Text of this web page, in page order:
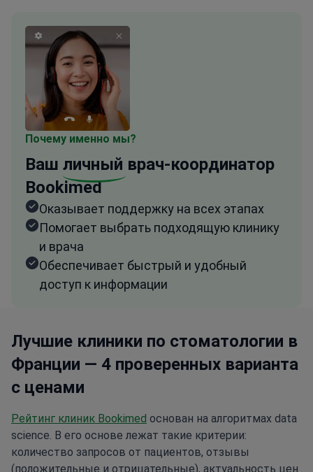
Почему именно мы?
Ваш личный врач-координатор
Bookimed
Оказывает поддержку на всех этапах
Помогает выбрать подходящую клинику
и врача
Обеспечивает быстрый и удобный
доступ к информации
Лучшие клиники по стоматологии в
Франции — 4 проверенных варианта
с ценами
Рейтинг клиник Bookimed основан на алгоритмах data
science. В его основе лежат такие критерии:
количество запросов от пациентов, отзывы
(положительные и отрицательные), актуальность цен